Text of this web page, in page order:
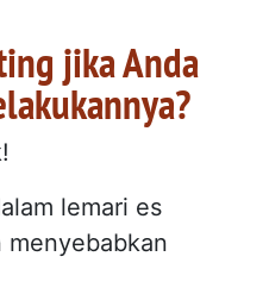
jika Anda
lemari es
menyebabkan